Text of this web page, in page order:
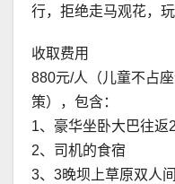
行，拒绝走马观花，玩
收取费用
880元/人（儿童不占
策），包含：
1、豪华坐卧大巴往返
2、司机的食宿
3、3晚坝上草原双人